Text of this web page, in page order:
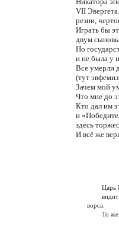
VII
резни,
Играть бы
двум
Но
и не была у
Все умерли
(тут
Зачем мой
Что мне до
Кто дал им
и
здесь
И всё же
Царь
ворса.
То же